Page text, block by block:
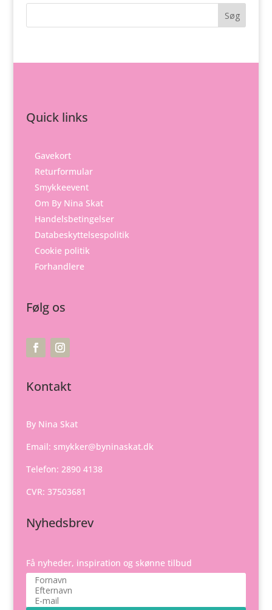
Quick links
Gavekort
Returformular
Smykkeevent
Om By Nina Skat
Handelsbetingelser
Databeskyttelsespolitik
Cookie politik
Forhandlere
Følg os
Kontakt
By Nina Skat
Email: smykker@byninaskat.dk
Telefon: 2890 4138
CVR: 37503681
Nyhedsbrev
Få nyheder, inspiration og skønne tilbud